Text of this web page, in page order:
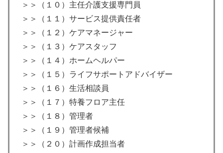
＞＞（１０）主任介護支援専門員
＞＞（１１）サービス提供責任者
＞＞（１２）ケアマネージャー
＞＞（１３）ケアスタッフ
＞＞（１４）ホームヘルパー
＞＞（１５）ライフサポートアドバイザー
＞＞（１６）生活相談員
＞＞（１７）特養フロア主任
＞＞（１８）管理者
＞＞（１９）管理者候補
＞＞（２０）計画作成担当者